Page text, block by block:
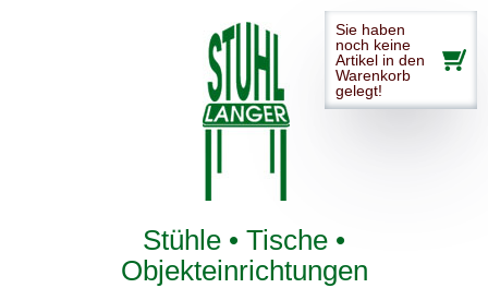
Sie haben
noch keine
Artikel in den
Warenkorb
gelegt!
Stühle • Tische •
Objekteinrichtungen